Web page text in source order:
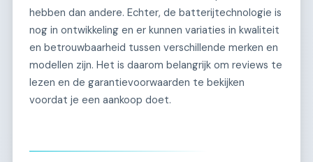
hebben dan andere. Echter, de batterijtechnologie is
nog in ontwikkeling en er kunnen variaties in kwaliteit
en betrouwbaarheid tussen verschillende merken en
modellen zijn. Het is daarom belangrijk om reviews te
lezen en de garantievoorwaarden te bekijken
voordat je een aankoop doet.